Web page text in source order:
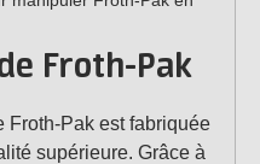
Froth-Pak
Froth-Pak est fabriquée
supérieure. Grâce à